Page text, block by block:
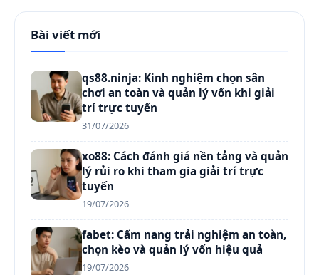
Bài viết mới
qs88.ninja: Kinh nghiệm chọn sân
chơi an toàn và quản lý vốn khi giải
trí trực tuyến
31/07/2026
xo88: Cách đánh giá nền tảng và quản
lý rủi ro khi tham gia giải trí trực
tuyến
19/07/2026
fabet: Cẩm nang trải nghiệm an toàn,
chọn kèo và quản lý vốn hiệu quả
19/07/2026